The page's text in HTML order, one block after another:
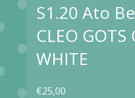
S1.20 Ato
CLEO
WHITE
€25,00